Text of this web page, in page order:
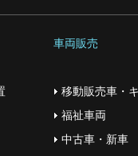
車両販売
移動販売車・
福祉車両
中古車・新車